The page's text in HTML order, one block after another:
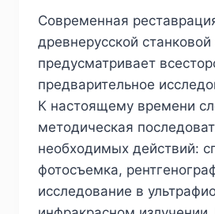
Современная
древнерусской
предусматривает
предварительное
К настоящему времени
методическая
необходимых действий:
фотосъемка,
исследование в